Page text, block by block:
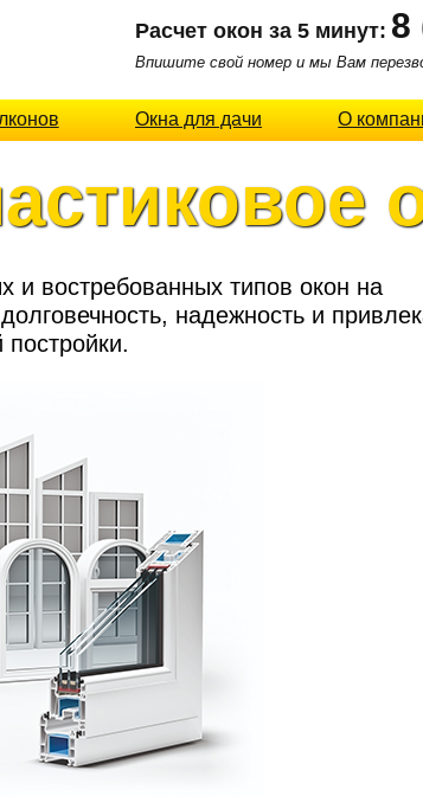
Расчет окон за 5 минут: 8
Впишите свой номер и мы Вам
Окна для дачи О
и востребованных типов окон на
надежность и